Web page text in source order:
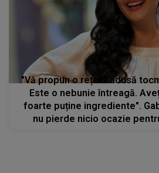
"Vă propun o rețetă adusă
Este o nebunie întreagă.
foarte puține ingrediente".
nu pierde nicio ocazie